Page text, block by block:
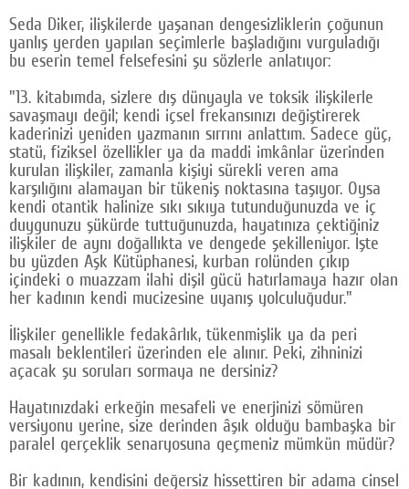
Seda Diker, ilişkilerde yaşanan dengesizliklerin çoğunun
yanlış yerden yapılan seçimlerle başladığını vurguladığı
bu eserin temel felsefesini şu sözlerle anlatıyor:
"13. kitabımda, sizlere dış dünyayla ve toksik ilişkilerle
savaşmayı değil; kendi içsel frekansınızı değiştirerek
kaderinizi yeniden yazmanın sırrını anlattım. Sadece güç,
statü, fiziksel özellikler ya da maddi imkânlar üzerinden
kurulan ilişkiler, zamanla kişiyi sürekli veren ama
karşılığını alamayan bir tükeniş noktasına taşıyor. Oysa
kendi otantik halinize sıkı sıkıya tutunduğunuzda ve iç
duygunuzu şükürde tuttuğunuzda, hayatınıza çektiğiniz
ilişkiler de aynı doğallıkta ve dengede şekilleniyor. İşte
bu yüzden Aşk Kütüphanesi, kurban rolünden çıkıp
içindeki o muazzam ilahi dişil gücü hatırlamaya hazır olan
her kadının kendi mucizesine uyanış yolculuğudur."
İlişkiler genellikle fedakârlık, tükenmişlik ya da peri
masalı beklentileri üzerinden ele alınır. Peki, zihninizi
açacak şu soruları sormaya ne dersiniz?
Hayatınızdaki erkeğin mesafeli ve enerjinizi sömüren
versiyonu yerine, size derinden âşık olduğu bambaşka bir
paralel gerçeklik senaryosuna geçmeniz mümkün müdür?
Bir kadının, kendisini değersiz hissettiren bir adama cinsel